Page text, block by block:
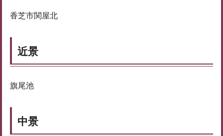
香芝市関屋北
近景
旗尾池
中景